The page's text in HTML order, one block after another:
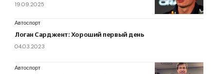
19.09.2025
Автоспорт
Логан Сарджент: Хороший первый день
04.03.2023
Автоспорт